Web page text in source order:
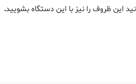
این ظروف را نیز با این دستگاه بشویید.